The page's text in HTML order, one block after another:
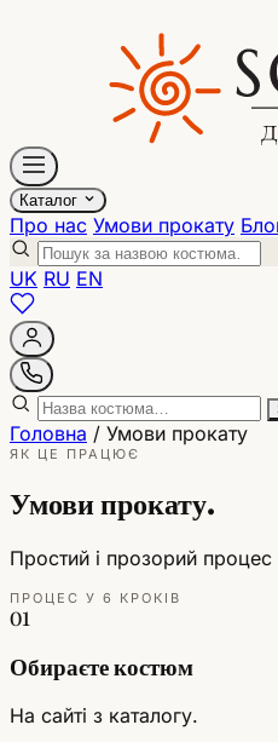
Каталог
Про нас Умови прокату
UK RU EN
Головна / Умови прокату
ЯК ЦЕ ПРАЦЮЄ
Умови прокату.
Простий і прозорий
ПРОЦЕС У 6 КРОКІВ
01
Обираєте костюм
На сайті з каталогу.